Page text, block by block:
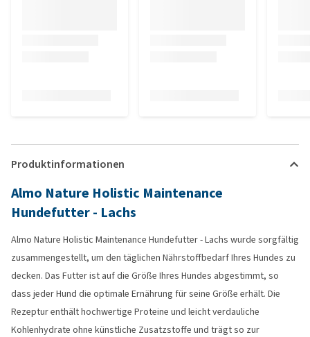
Produktinformationen
Almo Nature Holistic Maintenance
Hundefutter - Lachs
Almo Nature Holistic Maintenance Hundefutter - Lachs wurde sorgfältig
zusammengestellt, um den täglichen Nährstoffbedarf Ihres Hundes zu
decken. Das Futter ist auf die Größe Ihres Hundes abgestimmt, so
dass jeder Hund die optimale Ernährung für seine Größe erhält. Die
Rezeptur enthält hochwertige Proteine und leicht verdauliche
Kohlenhydrate ohne künstliche Zusatzstoffe und trägt so zur